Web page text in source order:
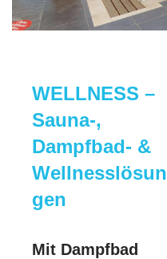
WELLNESS –
Sauna-,
Dampfbad- &
Wellnesslösun
gen
Mit Dampfbad